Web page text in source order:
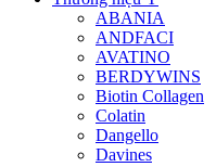
ABANIA
ANDFACI
AVATINO
BERDYWINS
Biotin Collagen
Colatin
Dangello
Davines